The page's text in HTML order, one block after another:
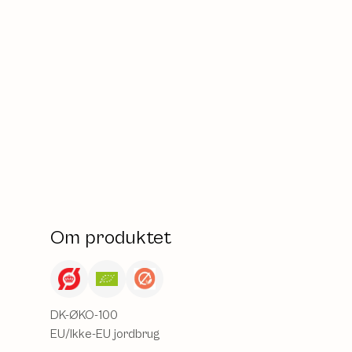
Om produktet
DK-ØKO-100
EU/Ikke-EU jordbrug